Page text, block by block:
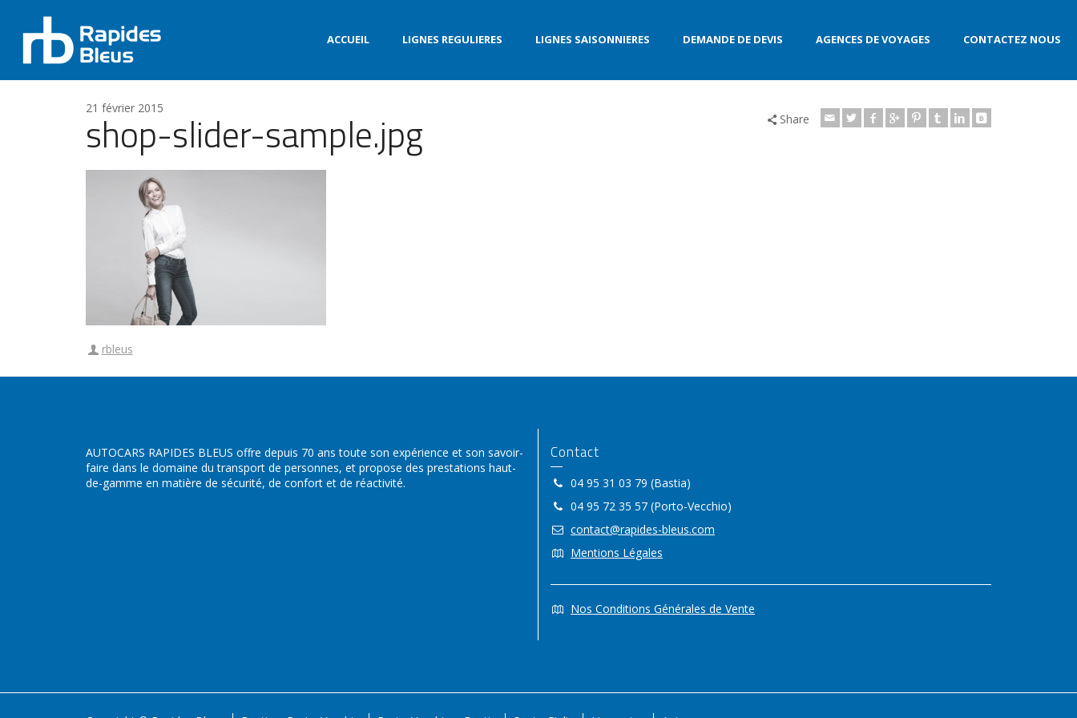
ACCUEIL LIGNES REGULIERES LIGNES SAISONNIERES DEMANDE DE DEVIS AGENCES DE VOYAGES CONTACTEZ NOUS
21 février 2015
shop-slider-sample.jpg Share
rbleus
AUTOCARS RAPIDES BLEUS offre depuis 70 ans toute son expérience et son savoir-
faire dans le domaine du transport de personnes, et propose des prestations haut-
de-gamme en matière de sécurité, de confort et de réactivité.
Contact
04 95 31 03 79 (Bastia)
04 95 72 35 57 (Porto-Vecchio)
contact@rapides-bleus.com
Mentions Légales
Nos Conditions Générales de Vente